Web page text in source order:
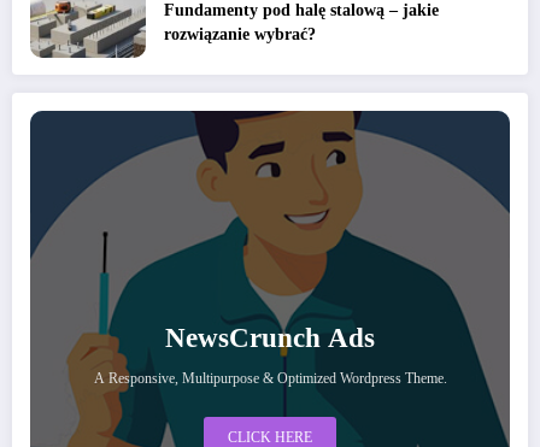
Fundamenty pod halę stalową – jakie
rozwiązanie wybrać?
NewsCrunch Ads
A Responsive, Multipurpose & Optimized Wordpress Theme.
CLICK HERE